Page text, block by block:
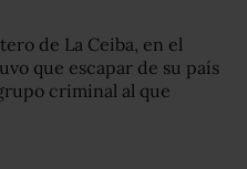
de La Ceiba, en el
que escapar de su país
criminal al que